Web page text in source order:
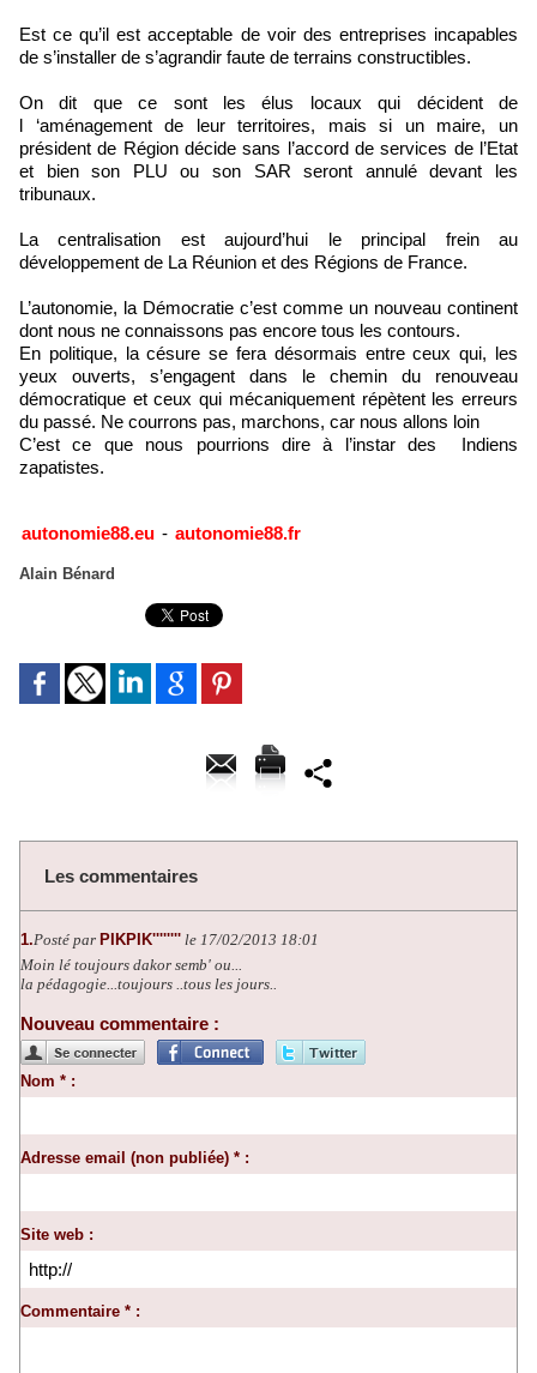
Est ce qu’il est acceptable de voir des entreprises incapables
de s’installer de s’agrandir faute de terrains constructibles.
On dit que ce sont les élus locaux qui décident de
l ‘aménagement de leur territoires, mais si un maire, un
président de Région décide sans l’accord de services de l’Etat
et bien son PLU ou son SAR seront annulé devant les
tribunaux.
La centralisation est aujourd’hui le principal frein au
développement de La Réunion et des Régions de France.
L’autonomie, la Démocratie c’est comme un nouveau continent
dont nous ne connaissons pas encore tous les contours.
En politique, la césure se fera désormais entre ceux qui, les
yeux ouverts, s’engagent dans le chemin du renouveau
démocratique et ceux qui mécaniquement répètent les erreurs
du passé. Ne courrons pas, marchons, car nous allons loin
C’est ce que nous pourrions dire à l’instar des Indiens
zapatistes.
autonomie88.eu - autonomie88.fr
Alain Bénard
Les commentaires
1.Posté par PIKPIK'''''''' le 17/02/2013 18:01
Moin lé toujours dakor semb' ou...
la pédagogie...toujours ..tous les jours..
Nouveau commentaire :
Nom * :
Adresse email (non publiée) * :
Site web :
Commentaire * :